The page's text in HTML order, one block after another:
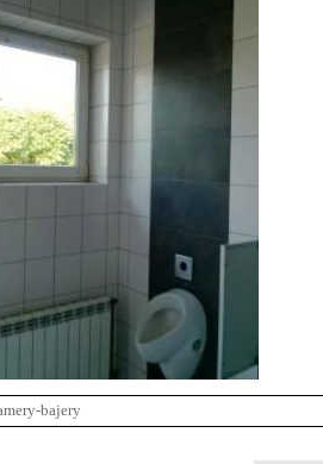
bajery